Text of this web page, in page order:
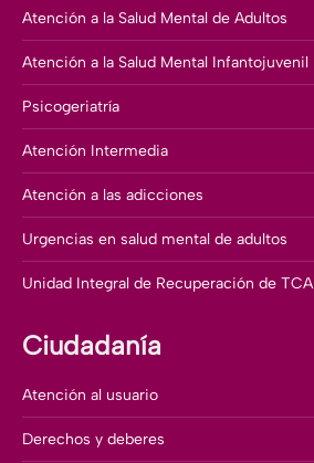
Atención a la Salud Mental de Adultos
Atención a la Salud Mental Infantojuvenil
Psicogeriatría
Atención Intermedia
Atención a las adicciones
Urgencias en salud mental de adultos
Unidad Integral de Recuperación de TCA
Ciudadanía
Atención al usuario
Derechos y deberes